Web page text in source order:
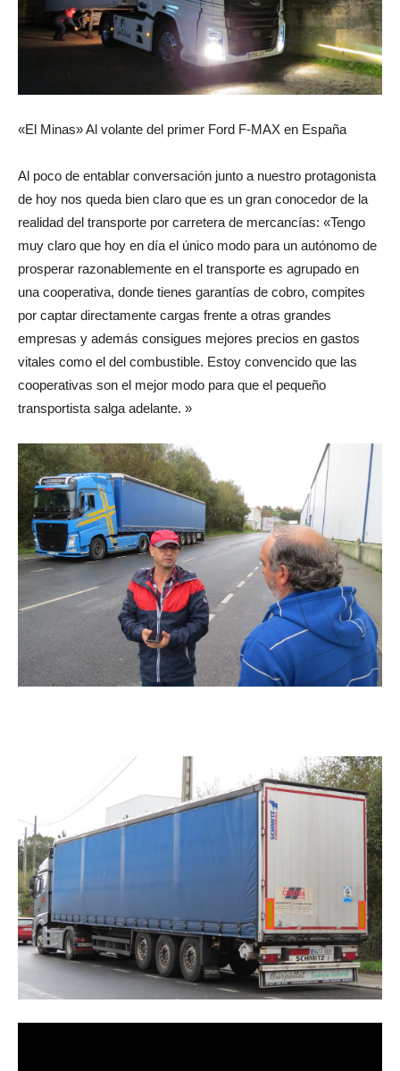
«El Minas» Al volante del primer Ford F-MAX en España
Al poco de entablar conversación junto a nuestro protagonista
de hoy nos queda bien claro que es un gran conocedor de la
realidad del transporte por carretera de mercancías: «Tengo
muy claro que hoy en día el único modo para un autónomo de
prosperar razonablemente en el transporte es agrupado en
una cooperativa, donde tienes garantías de cobro, compites
por captar directamente cargas frente a otras grandes
empresas y además consigues mejores precios en gastos
vitales como el del combustible. Estoy convencido que las
cooperativas son el mejor modo para que el pequeño
transportista salga adelante. »